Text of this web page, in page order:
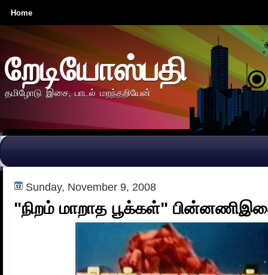
Home
றேடியோஸ்பதி
தமிழோடு இசை, பாடல் மறந்தறியேன்
Sunday, November 9, 2008
"நிறம் மாறாத பூக்கள்"